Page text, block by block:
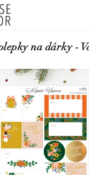
na dárky -